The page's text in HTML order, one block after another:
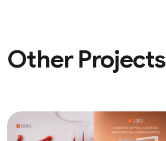
Other Projects